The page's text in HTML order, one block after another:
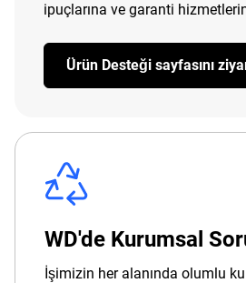
ipuçlarına ve garanti
Ürün Desteği sayfasını
WD'de Kurumsal
İşimizin her alanında olumlu